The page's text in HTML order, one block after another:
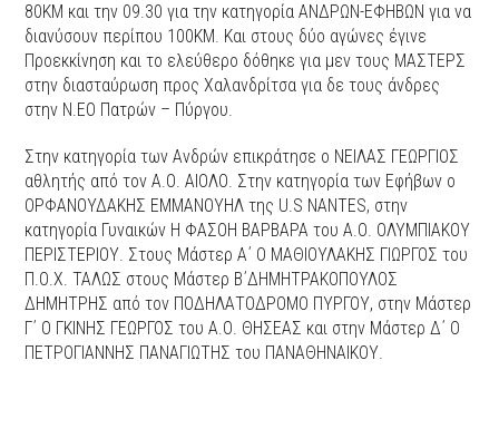
80ΚΜ και την 09.30 για την κατηγορία ΑΝΔΡΩΝ-ΕΦΗΒΩΝ για να
διανύσουν περίπου 100ΚΜ. Και στους δύο αγώνες έγινε
Προεκκίνηση και το ελεύθερο δόθηκε για μεν τους ΜΑΣΤΕΡΣ
στην διασταύρωση προς Χαλανδρίτσα για δε τους άνδρες
στην Ν.ΕΟ Πατρών – Πύργου.
Στην κατηγορία των Ανδρών επικράτησε ο ΝΕΙΛΑΣ ΓΕΩΡΓΙΟΣ
αθλητής από τον Α.Ο. ΑΙΟΛΟ. Στην κατηγορία των Εφήβων ο
ΟΡΦΑΝΟΥΔΑΚΗΣ ΕΜΜΑΝΟΥΗΛ της U.S NANTES, στην
κατηγορία Γυναικών Η ΦΑΣΟΗ ΒΑΡΒΑΡΑ του Α.Ο. ΟΛΥΜΠΙΑΚΟΥ
ΠΕΡΙΣΤΕΡΙΟΥ. Στους Μάστερ Α΄ Ο ΜΑΘΙΟΥΛΑΚΗΣ ΓΙΩΡΓΟΣ του
Π.Ο.Χ. ΤΑΛΩΣ στους Μάστερ Β΄ΔΗΜΗΤΡΑΚΟΠΟΥΛΟΣ
ΔΗΜΗΤΡΗΣ από τον ΠΟΔΗΛΑΤΟΔΡΟΜΟ ΠΥΡΓΟΥ, στην Μάστερ
Γ΄ Ο ΓΚΙΝΗΣ ΓΕΩΡΓΟΣ του Α.Ο. ΘΗΣΕΑΣ και στην Μάστερ Δ΄ Ο
ΠΕΤΡΟΓΙΑΝΝΗΣ ΠΑΝΑΓΙΩΤΗΣ του ΠΑΝΑΘΗΝΑΙΚΟΥ.